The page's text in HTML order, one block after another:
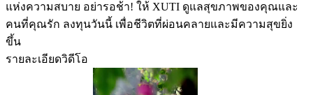
แห่งความสบาย อย่ารอช้า! ให้ XUTI ดูแลสุขภาพของคุณและ
คนที่คุณรัก ลงทุนวันนี้ เพื่อชีวิตที่ผ่อนคลายและมีความสุขยิ่ง
ขึ้น
รายละเอียดวิดีโอ